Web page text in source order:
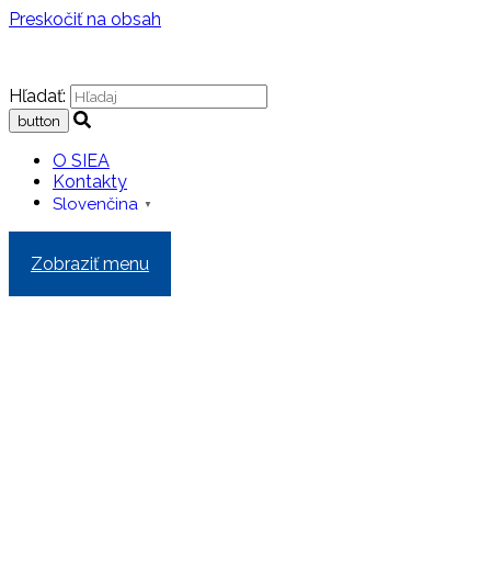
Preskočiť na obsah
Hľadať:
O SIEA
Kontakty
Slovenčina ▼
Zobraziť menu